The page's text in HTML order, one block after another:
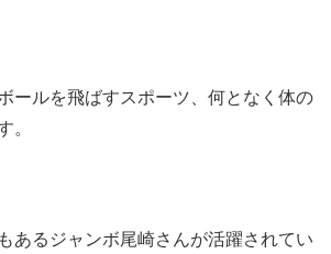
ールを飛ばすスポーツ、何となく体の
あるジャンボ尾崎さんが活躍されてい